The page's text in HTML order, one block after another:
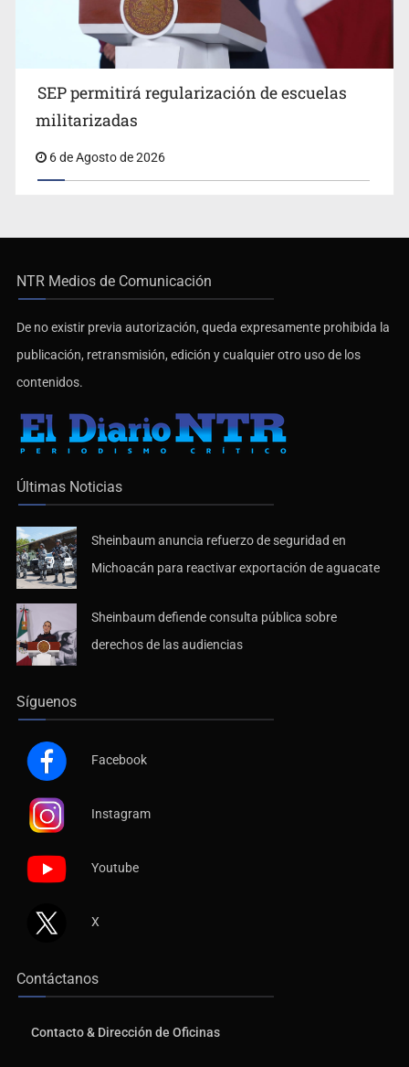
SEP permitirá regularización de escuelas
militarizadas
6 de Agosto de 2026
NTR Medios de Comunicación
De no existir previa autorización, queda expresamente prohibida la
publicación, retransmisión, edición y cualquier otro uso de los
contenidos.
Últimas Noticias
Sheinbaum anuncia refuerzo de seguridad en
Michoacán para reactivar exportación de aguacate
Sheinbaum defiende consulta pública sobre
derechos de las audiencias
Síguenos
Facebook
Instagram
Youtube
X
Contáctanos
Contacto & Dirección de Oficinas